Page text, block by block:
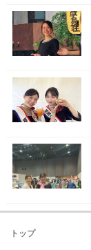
トップ